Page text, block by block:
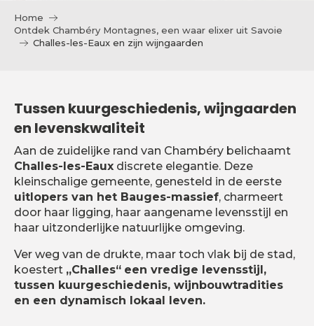
Home
Ontdek Chambéry Montagnes, een waar elixer uit Savoie
Challes-les-Eaux en zijn wijngaarden
Tussen kuurgeschiedenis, wijngaarden
en levenskwaliteit
Aan de zuidelijke rand van Chambéry belichaamt
Challes-les-Eaux discrete elegantie. Deze
kleinschalige gemeente, genesteld in de eerste
uitlopers van het Bauges-massief, charmeert
door haar ligging, haar aangename levensstijl en
haar uitzonderlijke natuurlijke omgeving.
Ver weg van de drukte, maar toch vlak bij de stad,
koestert „Challes“ een vredige levensstijl,
tussen kuurgeschiedenis, wijnbouwtradities
en een dynamisch lokaal leven.